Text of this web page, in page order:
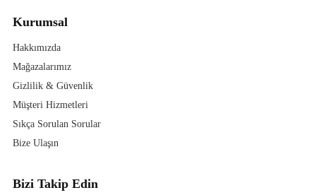
Kurumsal
Hakkımızda
Mağazalarımız
Gizlilik & Güvenlik
Müşteri Hizmetleri
Sıkça Sorulan Sorular
Bize Ulaşın
Bizi Takip Edin